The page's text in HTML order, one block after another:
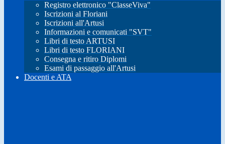
Registro elettronico "ClasseViva"
Iscrizioni al Floriani
Iscrizioni all'Artusi
Informazioni e comunicati "SVT"
Libri di testo ARTUSI
Libri di testo FLORIANI
Consegna e ritiro Diplomi
Esami di passaggio all'Artusi
Docenti e ATA